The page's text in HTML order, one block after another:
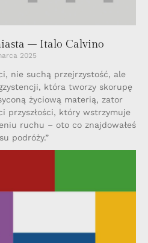
– Italo Calvino
2025
nie suchą przejrzystość, ale
która tworzy skorupę
życiową materią, zator
przyszłości, który wstrzymuje
ruchu – oto co znajdowałeś
podróży.”